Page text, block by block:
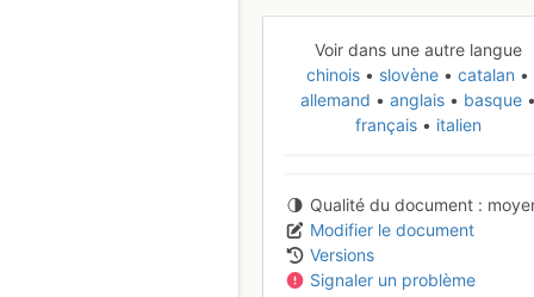
Voir dans une autre langue
chinois
slovène
catalan
allemand
anglais
basque
français
italien
Qualité du document
Modifier le document
Versions
Signaler un problème